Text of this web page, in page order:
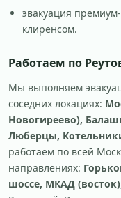
эвакуация
клиренсом.
Работаем по
Мы выполняем
соседних локациях:
Новогиреево),
Люберцы,
работаем по всей
направлениях:
шоссе, МКАД (восток)